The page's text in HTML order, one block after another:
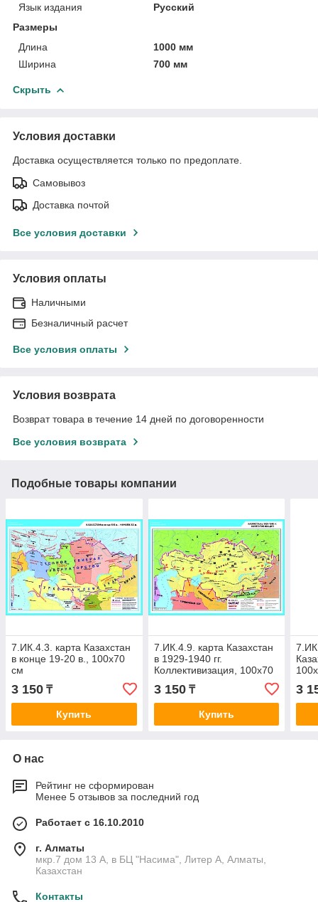
Язык издания
Русский
Размеры
Длина
1000 мм
Ширина
700 мм
Скрыть
Условия доставки
Доставка осуществляется только по предоплате.
Самовывоз
Доставка почтой
Все условия доставки
Условия оплаты
Наличными
Безналичный расчет
Все условия оплаты
Условия возврата
Возврат товара в течение 14 дней по договоренности
Все условия возврата
Подобные товары компании
7.ИК.4.3. карта Казахстан
в конце 19-20 в., 100х70
см
3 150 ₸
Купить
7.ИК.4.9. карта Казахстан
в 1929-1940 гг.
Коллективизация, 100х70
см (фотобумага)
3 150₸
Купить
3
О нас
Рейтинг не сформирован
Менее 5 отзывов за последний год
Работает с 16.10.2010
г. Алматы
мкр.7 дом 13 А, в БЦ "Насима", Литер А, Алматы,
Казахстан
Контакты